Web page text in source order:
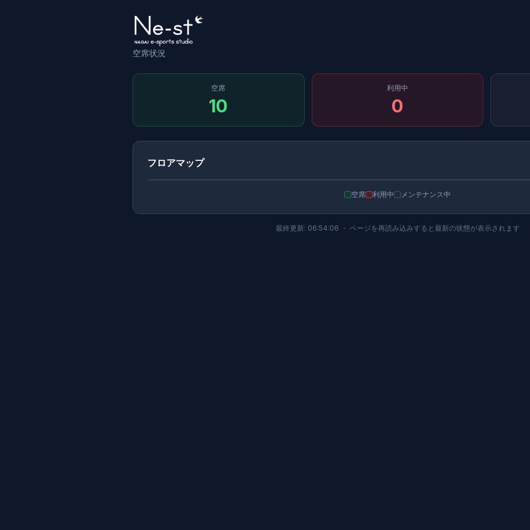
空席状況
空席
10
利用中
0
フロアマップ
入口 PC-01 PC-02 PC-03
PC-05 PC-06 PC-07
PC-09 PC-10
空席 利用中 メンテナンス中
最終更新: 06:54:06 ・ ページを再読み込みすると最新の状態が表示されます